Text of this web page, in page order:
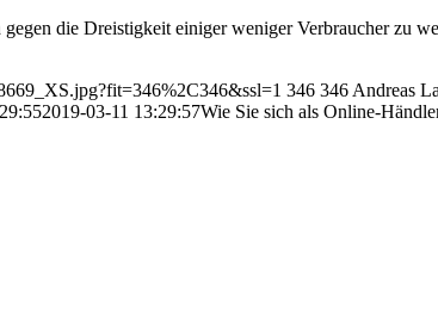
die Dreistigkeit einiger weniger Verbraucher zu
346 346 Andreas
2019-03-11 13:29:57Wie Sie sich als Online-